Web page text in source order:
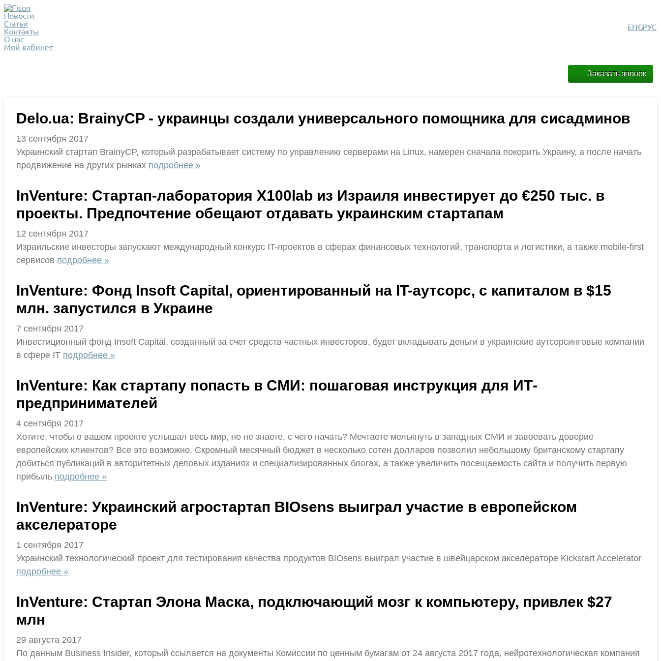
РУС
ENG
Новости
Статьи
Контакты
О нас
Мой кабинет
Заказать звонок
Delo.ua: BrainyCP - украинцы создали универсального помощника для сисадминов
13 сентября 2017
Украинский стартап BrainyCP, который разрабатывает систему по управлению серверами на Linux, намерен сначала покорить Украину, а после начать
продвижение на других рынках подробнее »
InVenture: Стартап-лаборатория X100lab из Израиля инвестирует до €250 тыс. в
проекты. Предпочтение обещают отдавать украинским стартапам
12 сентября 2017
Израильские инвесторы запускают международный конкурс IT-проектов в сферах финансовых технологий, транспорта и логистики, а также mobile-first
сервисов подробнее »
InVenture: Фонд Insoft Capital, ориентированный на IT-аутсорс, с капиталом в $15
млн. запустился в Украине
7 сентября 2017
Инвестиционный фонд Insoft Capital, созданный за счет средств частных инвесторов, будет вкладывать деньги в украинские аутсорсинговые компании
в сфере IT подробнее »
InVenture: Как стартапу попасть в СМИ: пошаговая инструкция для ИТ-
предпринимателей
4 сентября 2017
Хотите, чтобы о вашем проекте услышал весь мир, но не знаете, с чего начать? Мечтаете мелькнуть в западных СМИ и завоевать доверие
европейских клиентов? Все это возможно. Скромный месячный бюджет в несколько сотен долларов позволил небольшому британскому стартапу
добиться публикаций в авторитетных деловых изданиях и специализированных блогах, а также увеличить посещаемость сайта и получить первую
прибыль подробнее »
InVenture: Украинский агростартап BIOsens выиграл участие в европейском
акселераторе
1 сентября 2017
Украинский технологический проект для тестирования качества продуктов BIOsens выиграл участие в швейцарском акселераторе Kickstart Accelerator
подробнее »
InVenture: Стартап Элона Маска, подключающий мозг к компьютеру, привлек $27
млн
29 августа 2017
По данным Business Insider, который ссылается на документы Комиссии по ценным бумагам от 24 августа 2017 года, нейротехнологическая компания